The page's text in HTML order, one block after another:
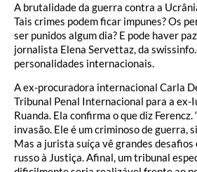
A brutalidade da guerra contra a
Tais crimes podem ficar impunes? Os
ser punidos algum dia? E pode haver
jornalista Elena Servettaz, da
personalidades internacionais.
A ex-procuradora internacional Carla
Tribunal Penal Internacional para a ex-
Ruanda. Ela confirma o que diz Ferencz.
invasão. Ele é um criminoso de guerra,
Mas a jurista suíça vê grandes
russo à Justiça. Afinal, um tribunal